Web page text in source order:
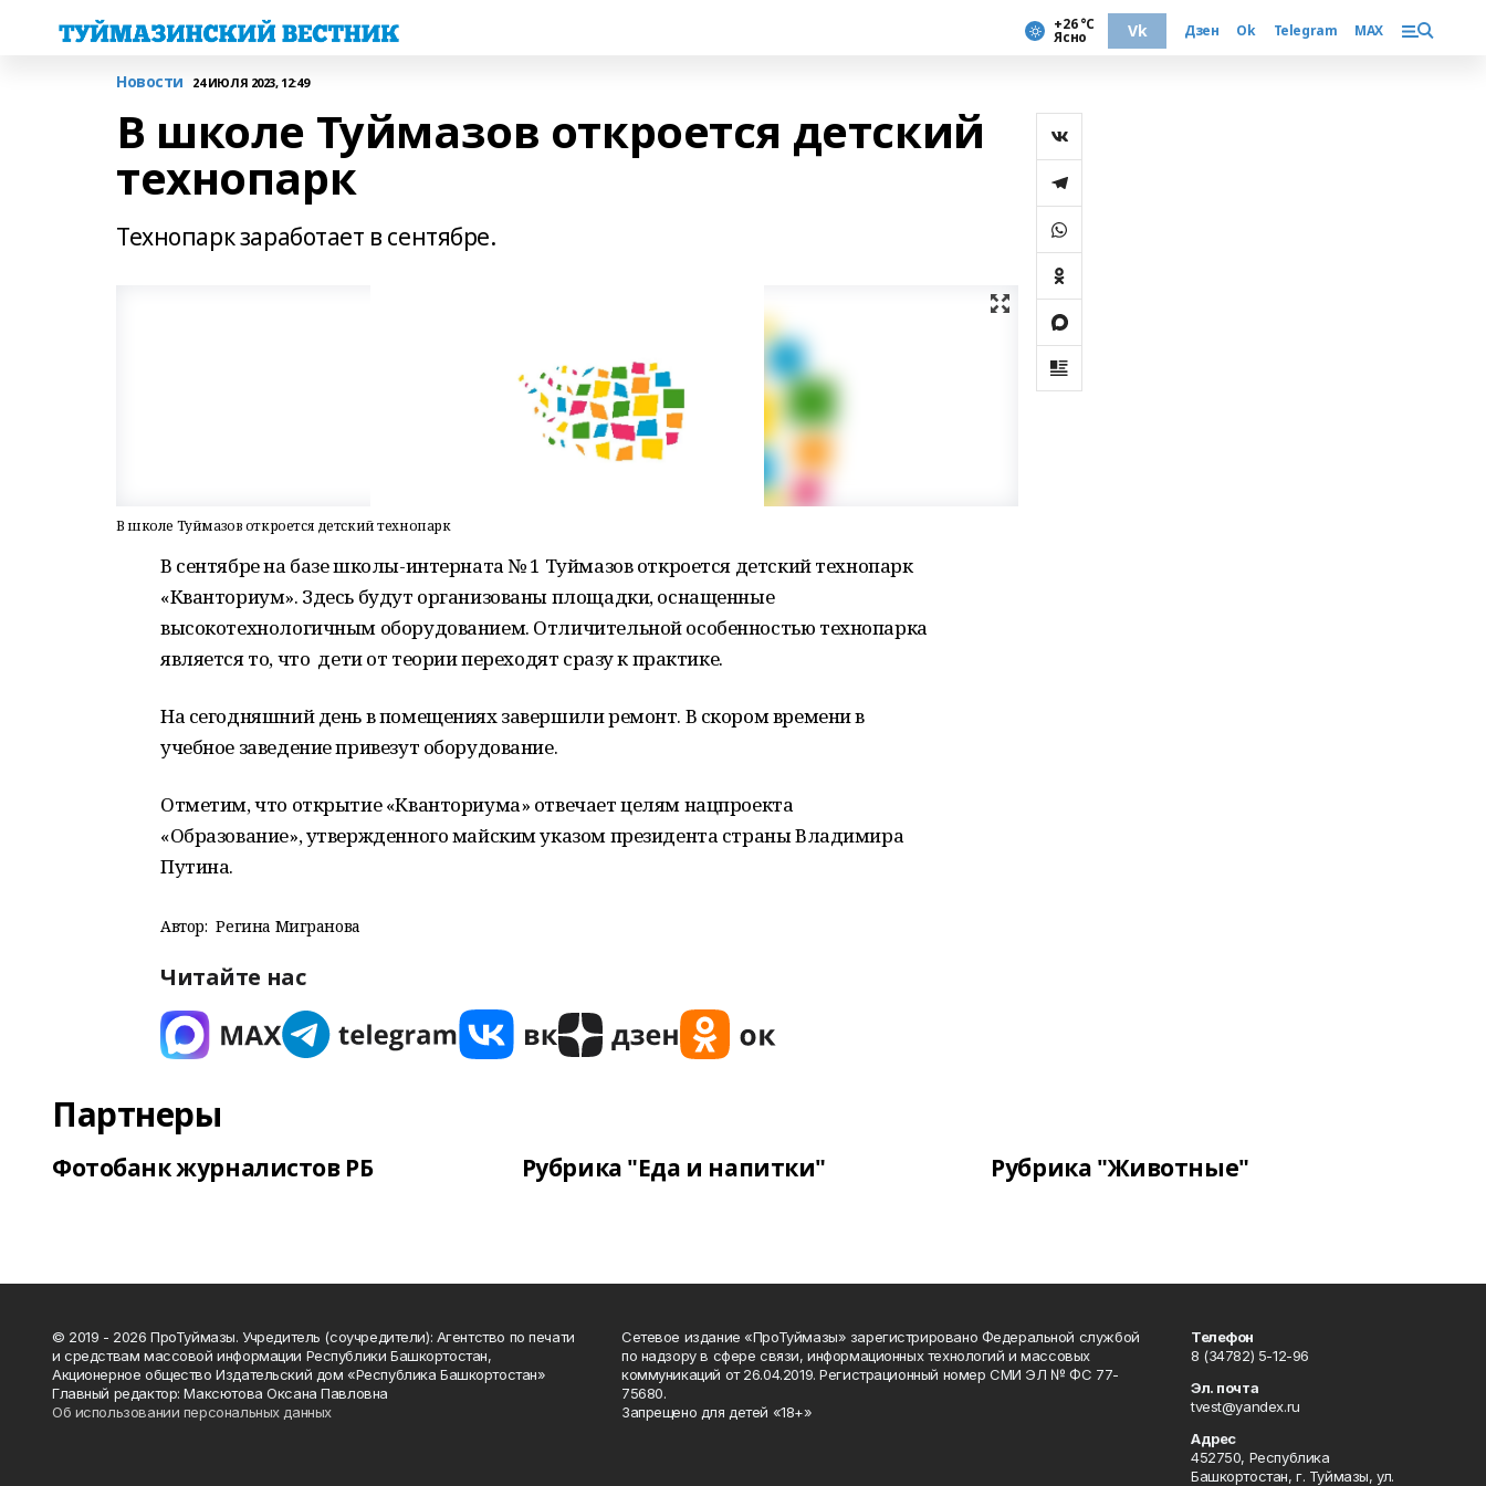
+26 °С
Ясно Vk Дзен Ok Telegram MAX
Новости 24 ИЮЛЯ 2023, 12:49
В школе Туймазов откроется детский
технопарк
Технопарк заработает в сентябре.
В школе Туймазов откроется детский технопарк
В сентябре на базе школы-интерната № 1 Туймазов откроется детский технопарк
«Кванториум». Здесь будут организованы площадки, оснащенные
высокотехнологичным оборудованием. Отличительной особенностью технопарка
является то, что дети от теории переходят сразу к практике.
На сегодняшний день в помещениях завершили ремонт. В скором времени в
учебное заведение привезут оборудование.
Отметим, что открытие «Кванториума» отвечает целям нацпроекта
«Образование», утвержденного майским указом президента страны Владимира
Путина.
Автор: Регина Мигранова
Читайте нас
Партнеры
Фотобанк журналистов РБ Рубрика "Еда и напитки" Рубрика "Животные"
© 2019 - 2026 ПроТуймазы. Учредитель (соучредители): Агентство по печати
и средствам массовой информации Республики Башкортостан,
Акционерное общество Издательский дом «Республика Башкортостан»
Главный редактор: Максютова Оксана Павловна
Об использовании персональных данных
Сетевое издание «ПроТуймазы» зарегистрировано Федеральной службой
по надзору в сфере связи, информационных технологий и массовых
коммуникаций от 26.04.2019. Регистрационный номер СМИ ЭЛ № ФС 77-
75680.
Запрещено для детей «18+»
Телефон
8 (34782) 5-12-96
Эл. почта
tvest@yandex.ru
Адрес
452750, Республика
Башкортостан, г. Туймазы, ул.